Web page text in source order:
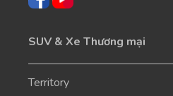
SUV & Xe Thương mại
Territory